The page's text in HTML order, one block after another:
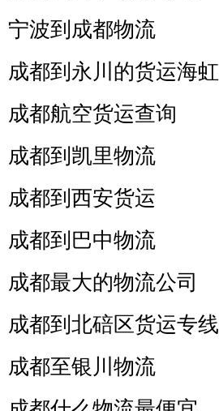
宁波到成都物流
成都到永川的货运海虹
成都航空货运查询
成都到凯里物流
成都到西安货运
成都到巴中物流
成都最大的物流公司
成都到北碚区货运专线
成都至银川物流